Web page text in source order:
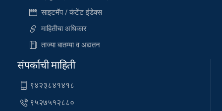
साइटमॅप / कंटेंट इंडेक्स
माहितीचा अधिकार
ताज्या बातम्या व अद्यतन
संपर्काची माहिती
९४२३८४१४१८
९५२७५१२८८०